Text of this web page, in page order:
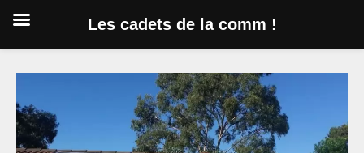
content
Les cadets de la comm !